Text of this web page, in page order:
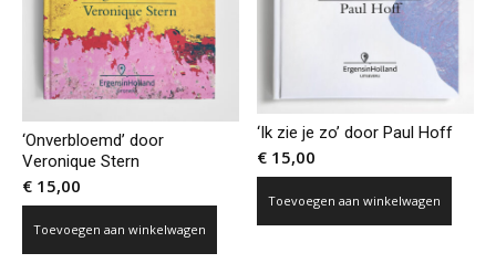
‘Onverbloemd’ door
Veronique Stern
€ 15,00
Toevoegen aan winkelwagen
‘Ik zie je zo’ door Paul Hoff
€ 15,00
Toevoegen aan winkelwagen